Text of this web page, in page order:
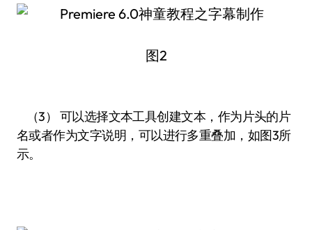
图2
（3） 可以选择文本工具创建文本，作为片头的片
名或者作为文字说明，可以进行多重叠加，如图3所
示。